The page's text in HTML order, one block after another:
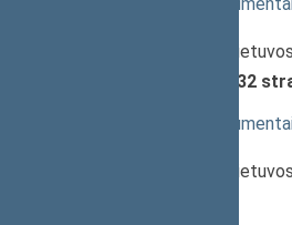
, Ministras,
Socialinių paslaugų įstatymo 32
susiję
, Ministras,